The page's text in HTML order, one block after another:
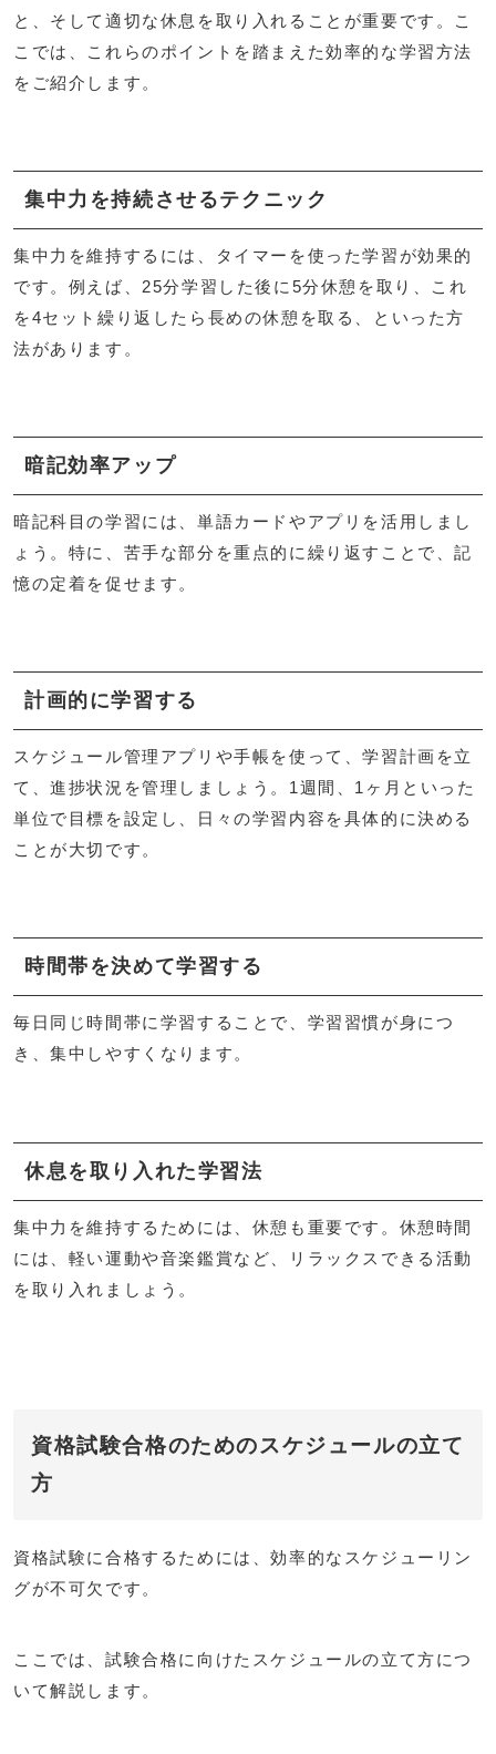
と、そして適切な休息を取り入れることが重要です。こ
こでは、これらのポイントを踏まえた効率的な学習方法
をご紹介します。
集中力を持続させるテクニック
集中力を維持するには、タイマーを使った学習が効果的
です。例えば、25分学習した後に5分休憩を取り、これ
を4セット繰り返したら長めの休憩を取る、といった方
法があります。
暗記効率アップ
暗記科目の学習には、単語カードやアプリを活用しまし
ょう。特に、苦手な部分を重点的に繰り返すことで、記
憶の定着を促せます。
計画的に学習する
スケジュール管理アプリや手帳を使って、学習計画を立
て、進捗状況を管理しましょう。1週間、1ヶ月といった
単位で目標を設定し、日々の学習内容を具体的に決める
ことが大切です。
時間帯を決めて学習する
毎日同じ時間帯に学習することで、学習習慣が身につ
き、集中しやすくなります。
休息を取り入れた学習法
集中力を維持するためには、休憩も重要です。休憩時間
には、軽い運動や音楽鑑賞など、リラックスできる活動
を取り入れましょう。
資格試験合格のためのスケジュールの立て
方
資格試験に合格するためには、効率的なスケジューリン
グが不可欠です。
ここでは、試験合格に向けたスケジュールの立て方につ
いて解説します。